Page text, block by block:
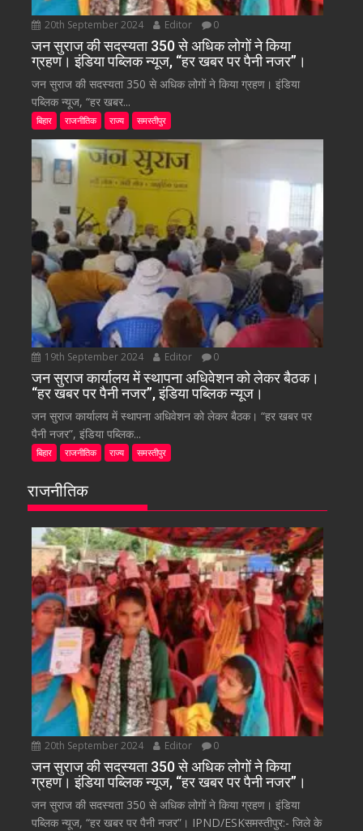
20th September 2024 Editor 0
जन सुराज की सदस्यता 350 से अधिक लोगों ने किया
ग्रहण। इंडिया पब्लिक न्यूज, “हर खबर पर पैनी नजर”।
जन सुराज की सदस्यता 350 से अधिक लोगों ने किया ग्रहण। इंडिया
पब्लिक न्यूज, “हर खबर...
बिहार राजनीतिक राज्य समस्तीपुर
19th September 2024 Editor 0
जन सुराज कार्यालय में स्थापना अधिवेशन को लेकर बैठक।
“हर खबर पर पैनी नजर”, इंडिया पब्लिक न्यूज।
जन सुराज कार्यालय में स्थापना अधिवेशन को लेकर बैठक। “हर खबर पर
पैनी नजर”, इंडिया पब्लिक...
बिहार राजनीतिक राज्य समस्तीपुर
राजनीतिक
20th September 2024 Editor 0
जन सुराज की सदस्यता 350 से अधिक लोगों ने किया
ग्रहण। इंडिया पब्लिक न्यूज, “हर खबर पर पैनी नजर”।
जन सुराज की सदस्यता 350 से अधिक लोगों ने किया ग्रहण। इंडिया
पब्लिक न्यूज, “हर खबर पर पैनी नजर”। IPND/ESKसमस्तीपुर:- जिले के